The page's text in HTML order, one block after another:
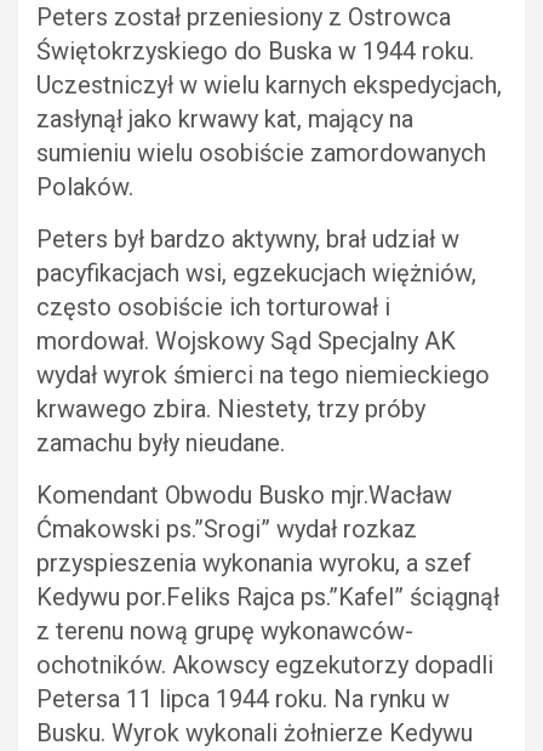
Peters został przeniesiony z Ostrowca
Świętokrzyskiego do Buska w 1944 roku.
Uczestniczył w wielu karnych ekspedycjach,
zasłynął jako krwawy kat, mający na
sumieniu wielu osobiście zamordowanych
Polaków.
Peters był bardzo aktywny, brał udział w
pacyfikacjach wsi, egzekucjach więżniów,
często osobiście ich torturował i
mordował. Wojskowy Sąd Specjalny AK
wydał wyrok śmierci na tego niemieckiego
krwawego zbira. Niestety, trzy próby
zamachu były nieudane.
Komendant Obwodu Busko mjr.Wacław
Ćmakowski ps.”Srogi” wydał rozkaz
przyspieszenia wykonania wyroku, a szef
Kedywu por.Feliks Rajca ps.”Kafel” ściągnął
z terenu nową grupę wykonawców-
ochotników. Akowscy egzekutorzy dopadli
Petersa 11 lipca 1944 roku. Na rynku w
Busku. Wyrok wykonali żołnierze Kedywu